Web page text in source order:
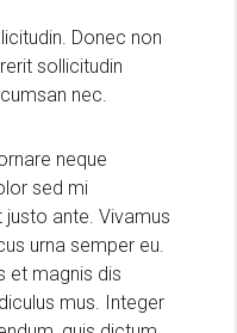
Donec non
sollicitudin
nec.
neque
sed mi
ante. Vivamus
urna semper eu.
et magnis dis
mus. Integer